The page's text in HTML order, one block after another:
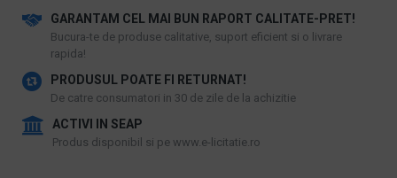
GARANTAM CEL MAI BUN RAPORT CALITATE-PRET!
​Bucura-te de produse calitative, suport eficient si o livrare
rapida!
PRODUSUL POATE FI RETURNAT!
De catre consumatori in 30 de zile de la achizitie
ACTIVI IN SEAP
Produs disponibil si pe www.e-licitatie.ro